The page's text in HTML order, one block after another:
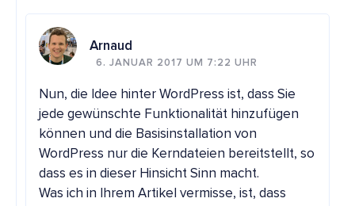
Arnaud
6. JANUAR 2017 UM 7:22 UHR
Nun, die Idee hinter WordPress ist, dass Sie
jede gewünschte Funktionalität hinzufügen
können und die Basisinstallation von
WordPress nur die Kerndateien bereitstellt, so
dass es in dieser Hinsicht Sinn macht.
Was ich in Ihrem Artikel vermisse, ist, dass